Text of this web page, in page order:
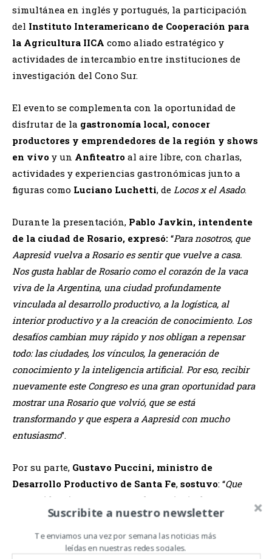
simultánea en inglés y portugués, la participación
del Instituto Interamericano de Cooperación para
la Agricultura IICA como aliado estratégico y
actividades de intercambio entre instituciones de
investigación del Cono Sur.
El evento se complementa con la oportunidad de
disfrutar de la gastronomía local, conocer
productores y emprendedores de la región y shows
en vivo y un Anfiteatro al aire libre, con charlas,
actividades y experiencias gastronómicas junto a
figuras como Luciano Luchetti, de Locos x el Asado.
Durante la presentación, Pablo Javkin, intendente
de la ciudad de Rosario, expresó: “Para nosotros, que
Aapresid vuelva a Rosario es sentir que vuelve a casa.
Nos gusta hablar de Rosario como el corazón de la vaca
viva de la Argentina, una ciudad profundamente
vinculada al desarrollo productivo, a la logística, al
interior productivo y a la creación de conocimiento. Los
desafíos cambian muy rápido y nos obligan a repensar
todo: las ciudades, los vínculos, la generación de
conocimiento y la inteligencia artificial. Por eso, recibir
nuevamente este Congreso es una gran oportunidad para
mostrar una Rosario que volvió, que se está
transformando y que espera a Aapresid con mucho
entusiasmo”.
Por su parte, Gustavo Puccini, ministro de
Desarrollo Productivo de Santa Fe, sostuvo: “Que
Aapresid esté nuevamente en la provincia de Santa Fe es
una oportunidad para contar mucho de lo que hacemos.
Nosotros queremos mostrar una Santa Fe productiva, que
viene acompañando al sector con infraestructura,
Suscribite a nuestro newsletter
Te enviamos una vez por semana las noticias más
leídas en nuestras redes sociales.